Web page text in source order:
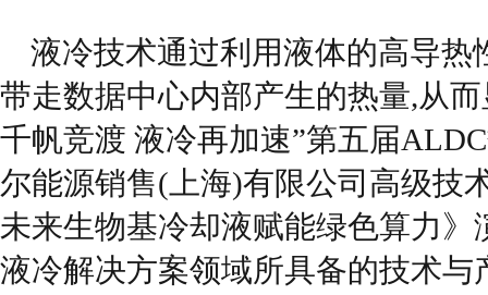
液冷技术通过利用液体的高导
带走数据中心内部产生的热量,从
千帆竞渡 液冷再加速”第五届
尔能源销售(上海)有限公司高级技
未来生物基冷却液赋能绿色算力
液冷解决方案领域所具备的技术